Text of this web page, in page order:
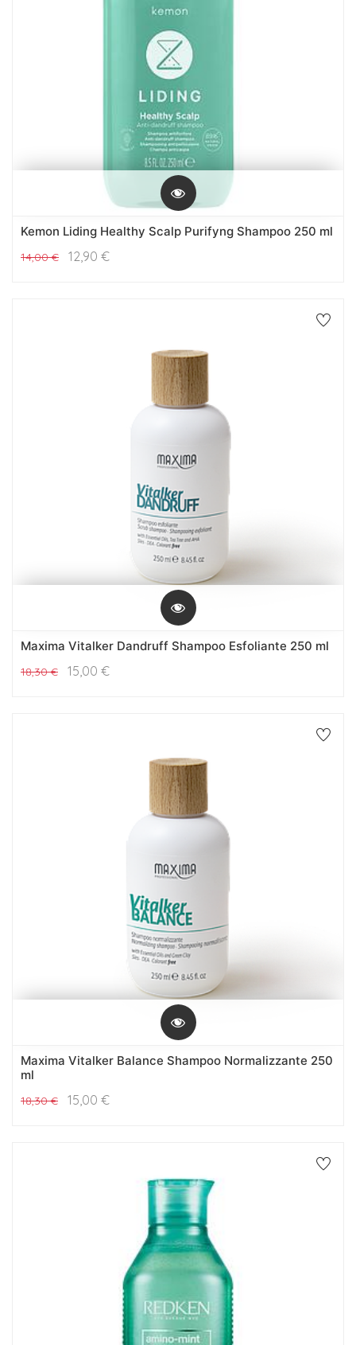
Kemon Liding Healthy Scalp Purifyng Shampoo 250 ml
14,00€ 12,90 €
Maxima Vitalker Dandruff Shampoo Esfoliante 250 ml
18,30€ 15,00 €
Maxima Vitalker Balance Shampoo Normalizzante 250
ml
18,30€ 15,00 €